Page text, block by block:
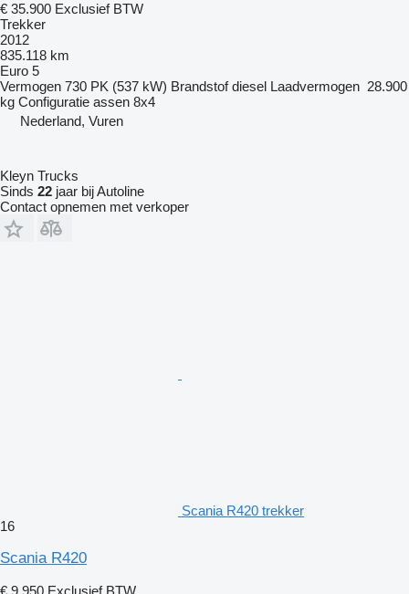
€ 35.900 Exclusief BTW
Trekker
2012
835.118 km
Euro 5
Vermogen 730 PK (537 kW) Brandstof diesel Laadvermogen 28.900
kg Configuratie assen 8x4
Nederland, Vuren
Kleyn Trucks
Sinds 22 jaar bij Autoline
Contact opnemen met verkoper
Scania R420 trekker
16
Scania R420
€ 9.950 Exclusief BTW